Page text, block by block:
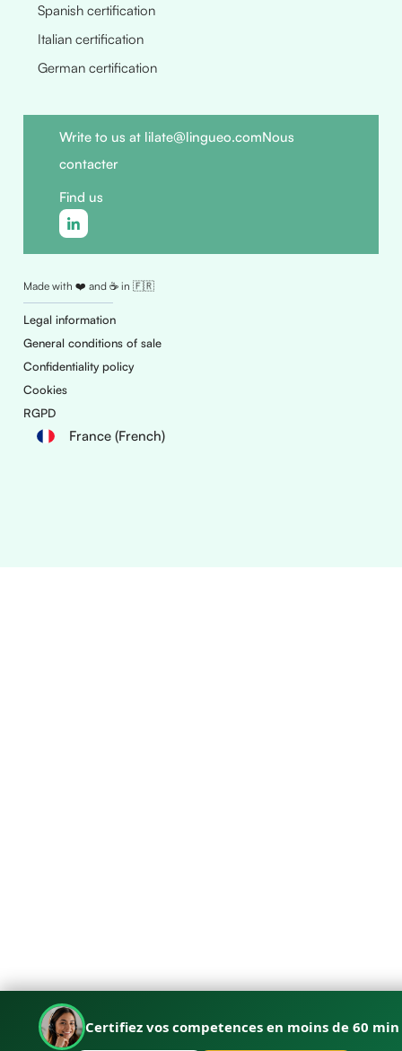
Spanish certification
Italian certification
German certification
Write to us at lilate@lingueo.comNous
contacter
Find us
Made with ❤️ and ☕ in 🇫🇷
Legal information
General conditions of sale
Confidentiality policy
Cookies
RGPD
France (French)
Certifiez vos competences en moins de 60 min